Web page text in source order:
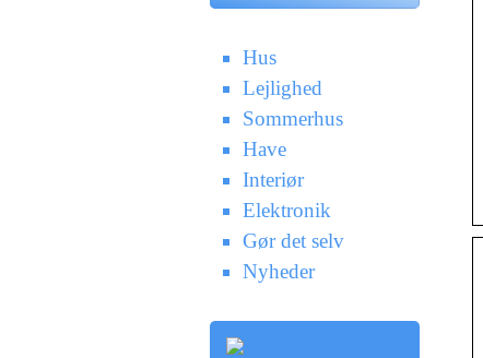
Hus
Lejlighed
Sommerhus
Have
Interiør
Elektronik
Gør det selv
Nyheder